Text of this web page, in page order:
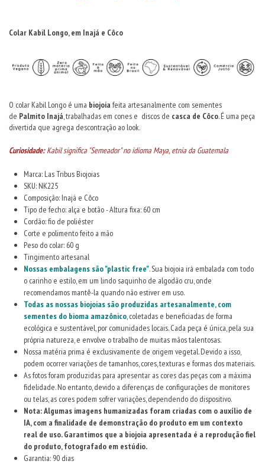
Colar Kabil Longo, em Inajá e Côco
O colar Kabil Longo é uma biojoia feita artesanalmente com sementes
de Palmito Inajá, trabalhadas em cones e discos de casca de Côco. É uma peça
divertida que agrega descontração ao look.
Curiosidade:Kabil significa "Semeador" no idioma Maya, etnia da Guatemala
Marca: Las Tribus Biojoias
SKU: NK225
Composição: Inajá e Côco
Tipo de fecho: alça e botão - Altura fixa: 60 cm
Cordão: fio de poliéster
Corte e polimento feito a mão
Peso do colar: 60 g
Tingimento artesanal
Nossas embalagens são "plastic free". Sua biojoia irá embalada com todo
o carinho e estilo, em um lindo saquinho de algodão cru, onde
recomendamos mantê-la quando não estiver em uso.
Todas as nossas biojoias são produzidas artesanalmente, com
sementes do bioma amazônico, coletadas e beneficiadas de forma
ecológica e sustentável, por comunidades locais. Cada peça é única, pela sua
própria natureza, e envolve o trabalho de muitas mãos talentosas.
Nossa matéria prima é exclusivamente de origem vegetal. Devido a isso,
podem ocorrer variações de tamanhos, cores, texturas e formas dos materiais.
As fotos foram produzidas para apresentar as cores das peças com a máxima
fidelidade. No entanto, devido a diferenças de configurações de monitores
ou telas, as cores podem sofrer variações, dependendo do dispositivo.
Nota: Algumas imagens humanizadas foram criadas com o auxílio de
IA, com a finalidade de demonstração do produto em um contexto
real de uso. Garantimos que a biojoia apresentada é a reprodução fiel
do produto, fotografado em estúdio.
Garantia: 90 dias